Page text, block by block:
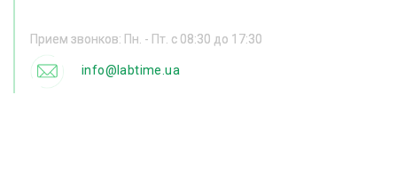
Прием звонков: Пн. - Пт. с 08:30 до 17:30
info@labtime.ua